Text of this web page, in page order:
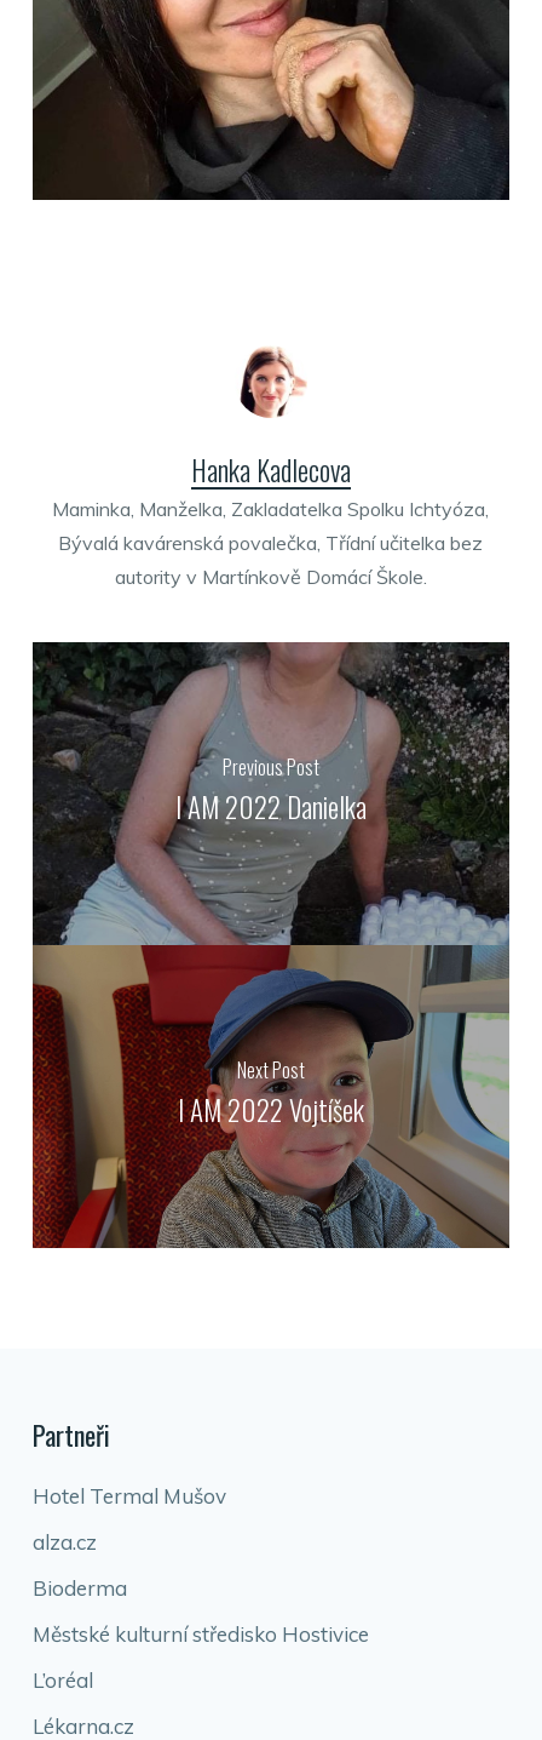
Hanka Kadlecova
Maminka, Manželka, Zakladatelka Spolku Ichtyóza,
Bývalá kavárenská povalečka, Třídní učitelka bez
autority v Martínkově Domácí Škole.
Previous Post
I AM 2022 Danielka
Next Post
I AM 2022 Vojtíšek
Partneři
Hotel Termal Mušov
alza.cz
Bioderma
Městské kulturní středisko Hostivice
L’oréal
Lékarna.cz